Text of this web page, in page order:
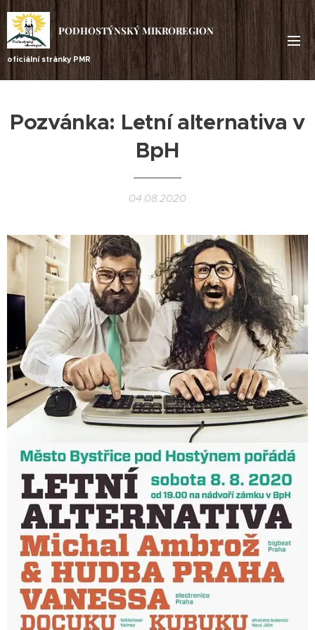
PODHOSTÝNSKÝ MIKROREGION
oficiální stránky PMR
Pozvánka: Letní alternativa v
BpH
04.08.2020